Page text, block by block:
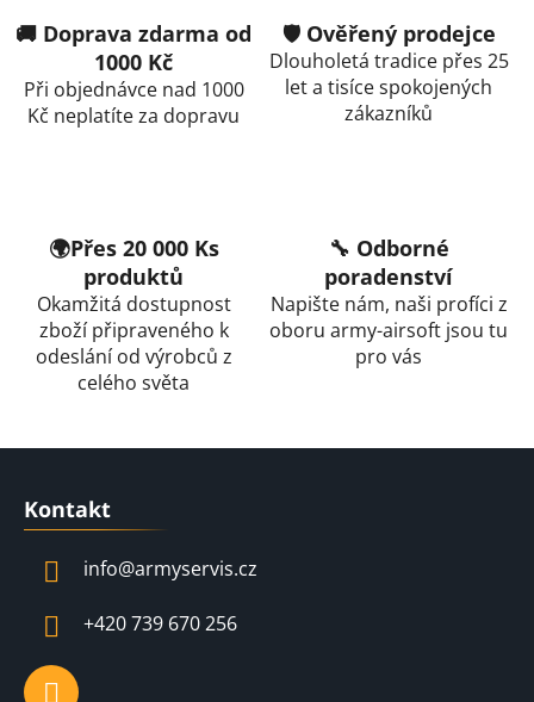
á
d
y
v
ý
u
🚚 Doprava zdarma od
1000 Kč
Při objednávce nad 1000
Kč neplatíte za dopravu
🛡️ Ověřený prodejce
Dlouholetá tradice přes 25
let a tisíce spokojených
zákazníků
🌍Přes 20 000 Ks
produktů
Okamžitá dostupnost
zboží připraveného k
odeslání od výrobců z
celého světa
🔧 Odborné
poradenství
Napište nám, naši profíci z
oboru army-airsoft jsou tu
pro vás
Z
Kontakt
info@armyservis.cz
+420 739 670 256